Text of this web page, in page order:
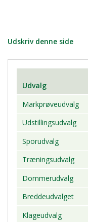
Udskriv denne side
Udvalg
Markprøveudvalg
Udstillingsudvalg
Sporudvalg
Træningsudvalg
Dommerudvalg
Breddeudvalget
Klageudvalg